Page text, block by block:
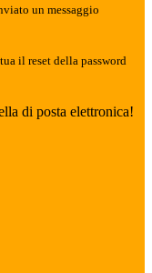
un messaggio
il reset della password
di posta elettronica!